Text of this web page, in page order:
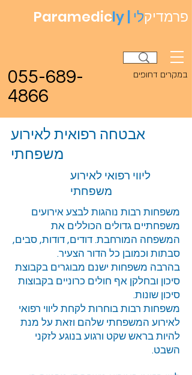
Paramedicly | פרמדיקלי
במקרים דחופים
055-689-
4866
אבטחה רפואית לאירוע
משפחתי
ליווי רפואי לאירוע
משפחתי
משפחות רבות נוהגות לבצע אירועים
משפחתיים גדולים הכוללים את
המשפחה המורחבת. דודים, דודות, סבים,
סבתות וכמובן כל הדור הצעיר.
בהרבה משפחות ישנם מבוגרים בקבוצת
סיכון ובחלקן אף חולים כרוניים בקבוצות
סיכון שונות.
משפחות רבות בוחרות לקחת ליווי רפואי
לאירוע המשפחתי שלהם וזאת על מנת
להיות בראש שקט ורגוע בנוגע לזקני
השבט.